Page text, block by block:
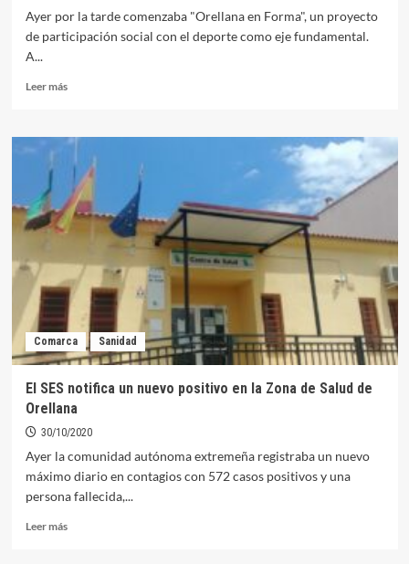
Ayer por la tarde comenzaba "Orellana en Forma", un proyecto
de participación social con el deporte como eje fundamental.
A...
Leer másLeer
«Orellana
Forma»,
un
proyecto
para
conocer
deporte
que
se
hace
en
localidad
Comarca Sanidad
El SES notifica un nuevo positivo en la Zona de Salud de
Orellana
30/10/2020
Ayer la comunidad autónoma extremeña registraba un nuevo
máximo diario en contagios con 572 casos positivos y una
persona fallecida,...
Leer másLeer